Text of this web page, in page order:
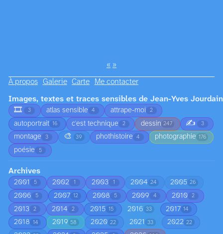
« »
À propos Galerie Carte Me contacter
Images, textes et traces sensibles de Jean-Yves Jourdain
🎞️
3 atlas sensible 4 attrape-moi 2
autoportrait 16 c'est technique 2 dessin 247 ✍️ 3
montage 3 🎨 39 phothistoire 4 photographie 176
poésie 5
Archives
2001 5 2002 1 2003 1 2004 24 2005 26
2006 5 2007 12 2008 5 2009 4 2010 2
2013 2 2014 2 2015 15 2016 33 2017 14
2018 14 2019 58 2020 22 2021 33 2022 22